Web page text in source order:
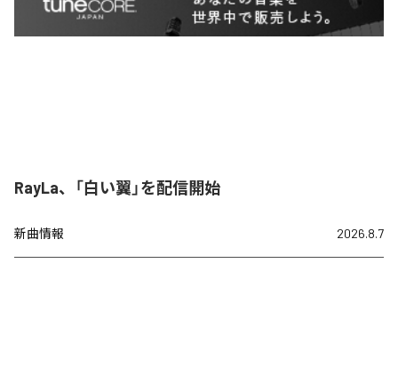
RayLa、「白い翼」を配信開始
新曲情報 2026.8.7